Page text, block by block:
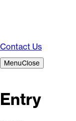
Contact Us
MenuClose
Entry